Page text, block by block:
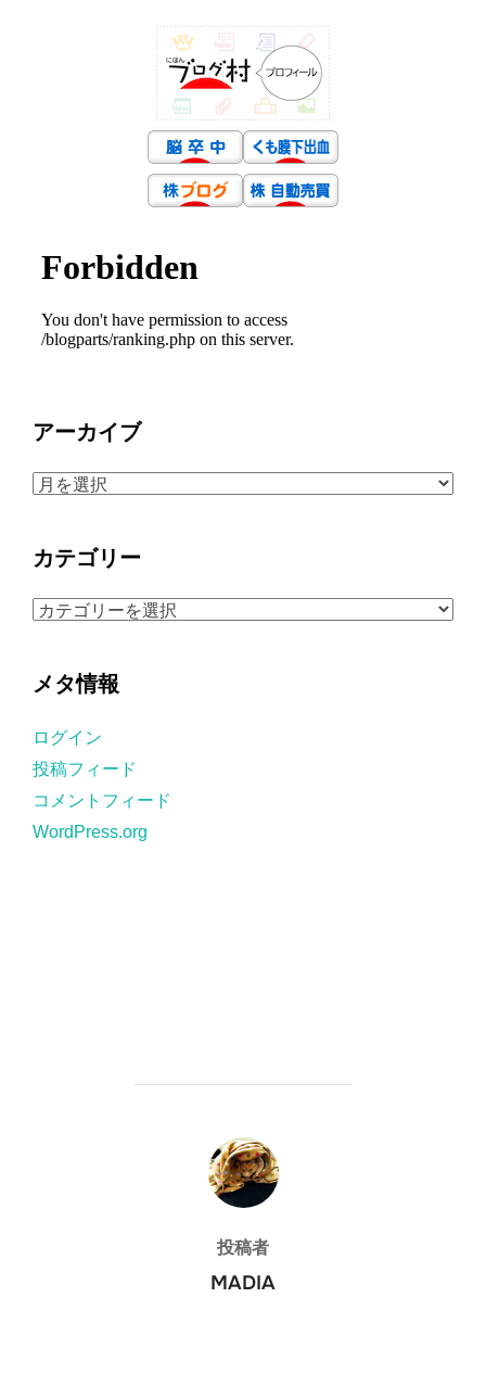
アーカイブ
ア
ブ
カテゴリー
カ
ー
メタ情報
ログイン
投稿フィード
コメントフィード
WordPress.org
投稿者
投稿者
MADIA